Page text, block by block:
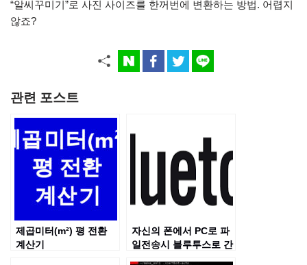
“알씨꾸미기”로 사진 사이즈를 한꺼번에 변환하는 방법. 어렵지
않죠?
관련 포스트
제곱미터(m²) 평 전환
계산기
자신의 폰에서 PC로 파
일전송시 블루투스로 간